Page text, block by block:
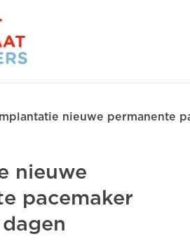
nieuwe permanente
nieuwe
pacemaker